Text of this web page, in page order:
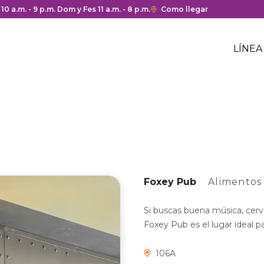
y cierre del centro comercial.
a.m. - 9 p.m. Dom y Fes 11 a.m. - 8 p.m.Enlace
Como llegar
Foxey Pub Alimentos
Si buscas buena música,
Foxey Pub es el lugar ideal
106A